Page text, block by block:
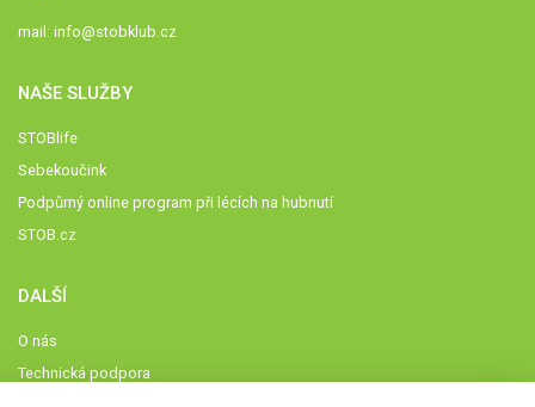
mail: info@stobklub.cz
NAŠE SLUŽBY
STOBlife
Sebekoučink
Podpůrný online program při lécích na hubnutí
STOB.cz
DALŠÍ
O nás
Technická podpora